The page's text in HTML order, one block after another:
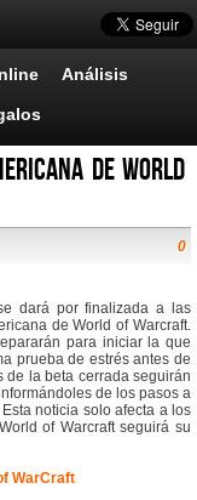
Análisis
de World
0
dará por finalizada a las
de World of Warcraft.
para iniciar la que
prueba de estrés antes de
de la beta cerrada seguirán
de los pasos a
noticia solo afecta a los
of Warcraft seguirá su